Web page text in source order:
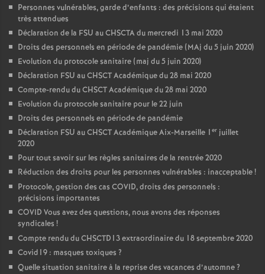
Personnes vulnérables, garde d’enfants : des précisions qui étaient
très attendues
Déclaration de la FSU au CHSCTA du mercredi 13 mai 2020
Droits des personnels en période de pandémie (MAj du 5 juin 2020)
Evolution du protocole sanitaire (maj du 5 juin 2020)
Déclaration FSU au CHSCT Académique du 28 mai 2020
Compte-rendu du CHSCT Académique du 28 mai 2020
Evolution du protocole sanitaire pour le 22 juin
Droits des personnels en période de pandémie
Déclaration FSU au CHSCT Académique Aix-Marseille 1 er juillet
2020
Pour tout savoir sur les règles sanitaires de la rentrée 2020
Réduction des droits pour les personnes vulnérables : inacceptable!
Protocole, gestion des cas COVID, droits des personnels :
précisions importantes
COVID Vous avez des questions, nous avons des réponses
syndicales !
Compte rendu du CHSCTD13 extraordinaire du 18 septembre 2020
Covid19 : masques toxiques ?
Quelle situation sanitaire à la reprise des vacances d’automne?